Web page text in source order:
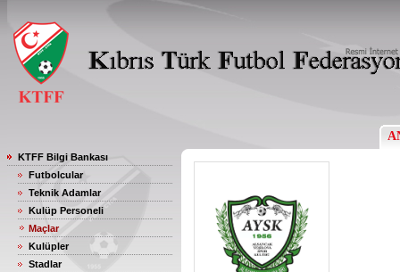
KTFF Bilgi Bankası
Futbolcular
Teknik Adamlar
Kulüp Personeli
Maçlar
Kulüpler
Stadlar